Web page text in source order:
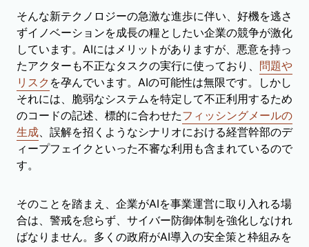
そんな新テクノロジーの急激な進歩に伴い、好機を逃さ
ずイノベーションを成長の糧としたい企業の競争が激化
しています。AIにはメリットがありますが、悪意を持っ
たアクターも不正なタスクの実行に使っており、 問題や
リスク を孕んでいます。AIの可能性は無限です。しかし
それには、脆弱なシステムを特定して不正利用するため
のコードの記述、標的に合わせたフィッシングメールの
生成 、誤解を招くようなシナリオにおける経営幹部のデ
ィープフェイクといった不審な利用も含まれているので
す。
そのことを踏まえ、企業がAIを事業運営に取り入れる場
合は、警戒を怠らず、サイバー防御体制を強化しなけれ
ばなりません。多くの政府がAI導入の安全策と枠組みを